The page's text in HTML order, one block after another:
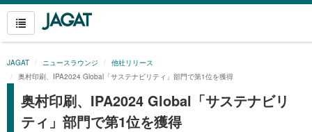
JAGAT ニュースラウンジ
他社リリース
奥村印刷、IPA2024 Global「サステナビリティ」部門で第1位を獲得
奥村印刷、IPA2024 Global「サステナビリ
ティ」部門で第1位を獲得